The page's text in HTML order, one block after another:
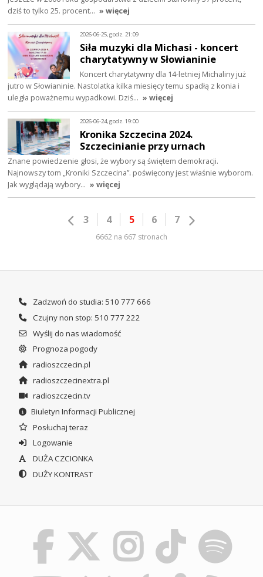
dziś to tylko 25. procent… » więcej
2026-06-25, godz. 21:09
Siła muzyki dla Michasi - koncert
charytatywny w Słowianinie
Koncert charytatywny dla 14-letniej Michaliny już
jutro w Słowianinie. Nastolatka kilka miesięcy temu spadłą z konia i
uległa poważnemu wypadkowi. Dziś… » więcej
2026-06-24, godz. 19:00
Kronika Szczecina 2024.
Szczecinianie przy urnach
Znane powiedzenie głosi, że wybory są świętem demokracji.
Najnowszy tom „Kroniki Szczecina”. poświęcony jest właśnie wyborom.
Jak wyglądają wybory… » więcej
3 4 5 6 7
6662 na 667 stronach
Zadzwoń do studia: 510 777 666
Czujny non stop: 510 777 222
Wyślij do nas wiadomość
Prognoza pogody
radioszczecin.pl
radioszczecinextra.pl
radioszczecin.tv
Biuletyn Informacji Publicznej
Posłuchaj teraz
Logowanie
DUŻA CZCIONKA
DUŻY KONTRAST